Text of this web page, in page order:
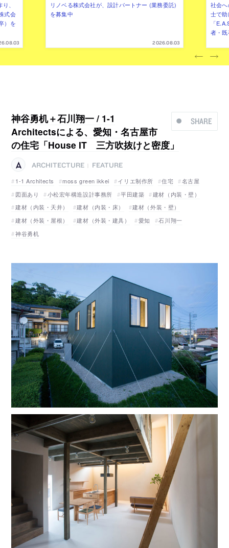
、
式会
）を
リノベる株式会社が、設計パートナー (業務委託)
を募集中
2026.08.03
社会
士で
「
者・
SHARE
神谷勇机＋石川翔一 / 1-1
Architectsによる、愛知・名古屋市
の住宅「House IT 三方吹抜けと密度」
ARCHITECTURE
FEATURE
1-1 Architects
moss green ikkei イリエ制作所 住宅
名古屋
図面あり
小松宏年構造設計事務所 平田建築
建材（内装・壁）
建材（内装・天井）
建材（内装・床）
建材（外装・壁）
建材（外装・屋根）
建材（外装・建具） 愛知
石川翔一
神谷勇机